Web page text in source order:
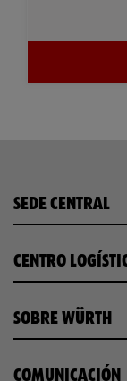
SEDE CENTRAL
CENTRO
SOBRE WÜRTH
COMUNICACIÓN